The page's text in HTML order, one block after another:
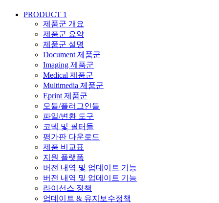
PRODUCT 1
제품군 개요
제품군 요약
제품군 설명
Document 제품군
Imaging 제품군
Medical 제품군
Multimedia 제품군
Eprint 제품군
모듈/플러그인들
파일/변환 도구
코덱 및 필터들
평가판 다운로드
제품 비교표
지원 플랫폼
버전 내역 및 업데이트 기능
버전 내역 및 업데이트 기능
라이선스 정책
업데이트 & 유지보수정책